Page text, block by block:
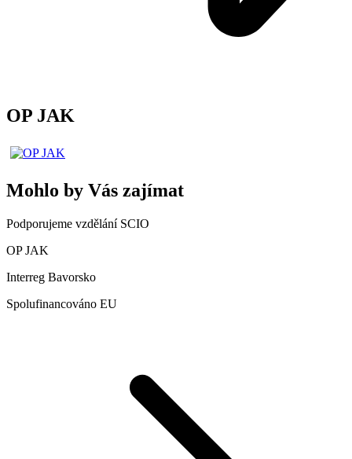
OP JAK
Mohlo by Vás zajímat
Podporujeme vzdělání SCIO
OP JAK
Interreg Bavorsko
Spolufinancováno EU